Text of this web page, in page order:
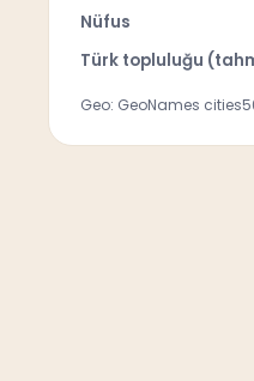
Nüfus
Türk topluluğu
Geo: GeoNames